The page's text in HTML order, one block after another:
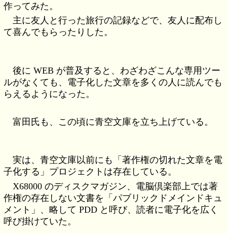
作ってみた。
主に友人と行った旅行の記録などで、友人に配布し
て喜んでもらったりした。
後に WEB が普及すると、わざわざこんな専用ツー
ルがなくても、電子化した文章を多くの人に読んでも
らえるようになった。
富田氏も、この頃に青空文庫を立ち上げている。
実は、青空文庫以前にも「著作権の切れた文章を電
子化する」プロジェクトは存在している。
X68000 のディスクマガジン、電脳倶楽部上では著
作権の存在しない文書を「パブリックドメインドキュ
メント」、略して PDD と呼び、読者に電子化を広く
呼び掛けていた。